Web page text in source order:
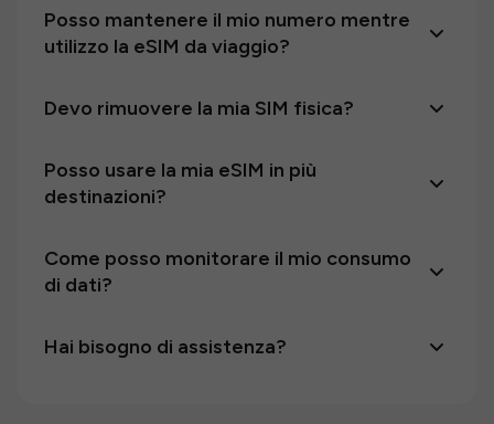
Posso mantenere il mio numero mentre
utilizzo la eSIM da viaggio?
Devo rimuovere la mia SIM fisica?
Posso usare la mia eSIM in più
destinazioni?
Come posso monitorare il mio consumo
di dati?
Hai bisogno di assistenza?